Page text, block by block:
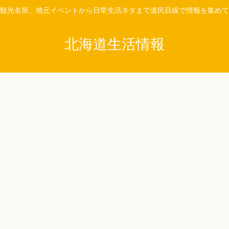
光名所、地元イベントから日常生活ネタまで道民目線で情報を集め
北海道生活情報